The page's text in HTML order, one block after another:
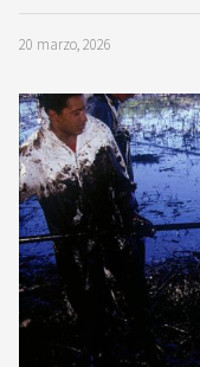
20 marzo, 2026